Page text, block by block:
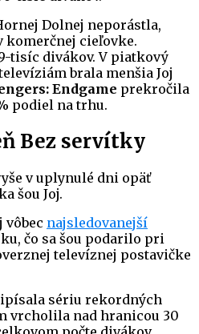
Dolnej neporástla,
komerčnej cieľovke.
tisíc divákov. V piatkový
brala menšia Joj
Endgame prekročila
podiel na trhu.
Bez servítky
v uplynulé dni opäť
šou Joj.
vôbec najsledovanejší
čo sa šou podarilo pri
televíznej postavičke
sériu rekordných
vrcholila nad hranicou 30